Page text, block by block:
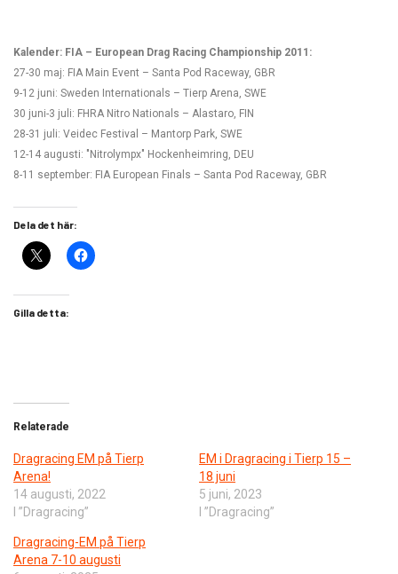
Kalender: FIA – European Drag Racing Championship 2011:
27-30 maj: FIA Main Event – Santa Pod Raceway, GBR
9-12 juni: Sweden Internationals – Tierp Arena, SWE
30 juni-3 juli: FHRA Nitro Nationals – Alastaro, FIN
28-31 juli: Veidec Festival – Mantorp Park, SWE
12-14 augusti: "Nitrolympx" Hockenheimring, DEU
8-11 september: FIA European Finals – Santa Pod Raceway, GBR
Dela det här:
Gilla detta:
Relaterade
Dragracing EM på Tierp
Arena!
14 augusti, 2022
I ”Dragracing”
EM i Dragracing i Tierp 15 –
18 juni
5 juni, 2023
I ”Dragracing”
Dragracing-EM på Tierp
Arena 7-10 augusti